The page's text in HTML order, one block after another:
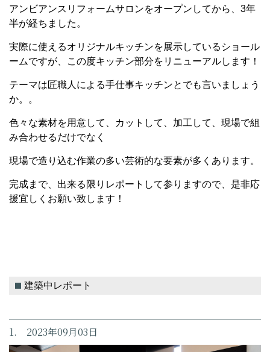
アンビアンスリフォームサロンをオープンしてから、3年
半が経ちました。
実際に使えるオリジナルキッチンを展示しているショール
ームですが、この度キッチン部分をリニューアルします！
テーマは匠職人による手仕事キッチンとでも言いましょう
か。。
色々な素材を用意して、カットして、加工して、現場で組
み合わせるだけでなく
現場で造り込む作業の多い芸術的な要素が多くあります。
完成まで、出来る限りレポートして参りますので、是非応
援宜しくお願い致します！
建築中レポート
1. 2023年09月03日